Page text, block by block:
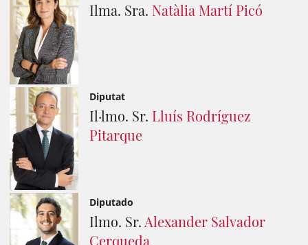
Ilma. Sra. Natàlia Martí Picó
Diputat
Il·lmo. Sr. Lluís Rodríguez
Pitarque
Diputado
Ilmo. Sr. Alexander Salvador
Cerqueda